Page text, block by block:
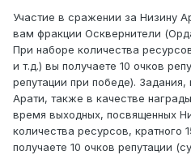
Участие в сражении за Низину
вам фракции Осквернители
При наборе количества
и т.д.) вы получаете 10 очков
репутации при победе).
Арати, также в качестве
время выходных, посвященных
количества ресурсов, кратного
получаете 10 очков репутации